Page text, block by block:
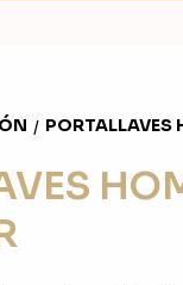
/ PORTALLAVES